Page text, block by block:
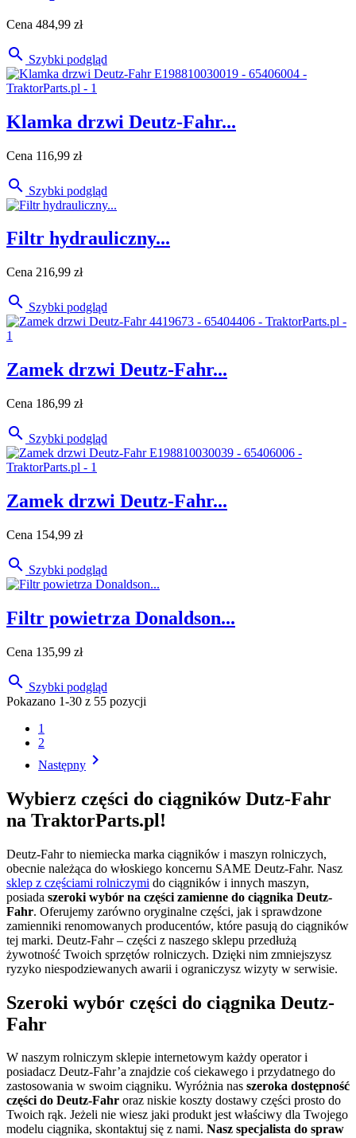
Cena 484,99 zł
 Szybki podgląd
Klamka drzwi Deutz-Fahr...
Cena 116,99 zł
 Szybki podgląd
Filtr hydrauliczny...
Cena 216,99 zł
 Szybki podgląd
Zamek drzwi Deutz-Fahr...
Cena 186,99 zł
 Szybki podgląd
Zamek drzwi Deutz-Fahr...
Cena 154,99 zł
 Szybki podgląd
Filtr powietrza Donaldson...
Cena 135,99 zł
 Szybki podgląd
Pokazano 1-30 z 55 pozycji
1
2
Następny 
Wybierz części do ciągników Dutz-Fahr
na TraktorParts.pl!
Deutz-Fahr to niemiecka marka ciągników i maszyn rolniczych,
obecnie należąca do włoskiego koncernu SAME Deutz-Fahr. Nasz
sklep z częściami rolniczymi do ciągników i innych maszyn,
posiada szeroki wybór na części zamienne do ciągnika Deutz-
Fahr. Oferujemy zarówno oryginalne części, jak i sprawdzone
zamienniki renomowanych producentów, które pasują do ciągników
tej marki. Deutz-Fahr – części z naszego sklepu przedłużą
żywotność Twoich sprzętów rolniczych. Dzięki nim zmniejszysz
ryzyko niespodziewanych awarii i ograniczysz wizyty w serwisie.
Szeroki wybór części do ciągnika Deutz-
Fahr
W naszym rolniczym sklepie internetowym każdy operator i
posiadacz Deutz-Fahr’a znajdzie coś ciekawego i przydatnego do
zastosowania w swoim ciągniku. Wyróżnia nas szeroka dostępność
części do Deutz-Fahr oraz niskie koszty dostawy części prosto do
Twoich rąk. Jeżeli nie wiesz jaki produkt jest właściwy dla Twojego
modelu ciągnika, skontaktuj się z nami. Nasz specjalista do spraw